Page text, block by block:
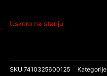
Uskoro na stanju
SKU 7410325600125 Kategorije